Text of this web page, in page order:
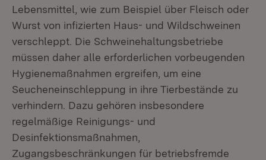
Lebensmittel, wie zum Beispiel über Fleisch oder
Wurst von infizierten Haus- und Wildschweinen
verschleppt. Die Schweinehaltungsbetriebe
müssen daher alle erforderlichen vorbeugenden
Hygienemaßnahmen ergreifen, um eine
Seucheneinschleppung in ihre Tierbestände zu
verhindern. Dazu gehören insbesondere
regelmäßige Reinigungs- und
Desinfektionsmaßnahmen,
Zugangsbeschränkungen für betriebsfremde